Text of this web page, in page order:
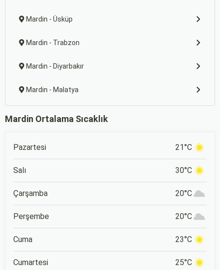
Mardin - Üsküp
Mardin - Trabzon
Mardin - Diyarbakır
Mardin - Malatya
Mardin Ortalama Sıcaklık
Pazartesi 21°C
Salı 30°C
Çarşamba 20°C
Perşembe 20°C
Cuma 23°C
Cumartesi 25°C